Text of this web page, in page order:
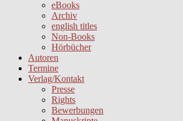
eBooks
Archiv
english titles
Non-Books
Hörbücher
Autoren
Termine
Verlag/Kontakt
Presse
Rights
Bewerbungen